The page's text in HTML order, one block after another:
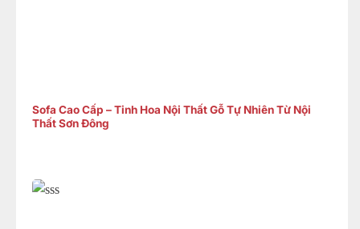
Sofa Cao Cấp – Tinh Hoa Nội Thất Gỗ Tự Nhiên Từ Nội
Thất Sơn Đông